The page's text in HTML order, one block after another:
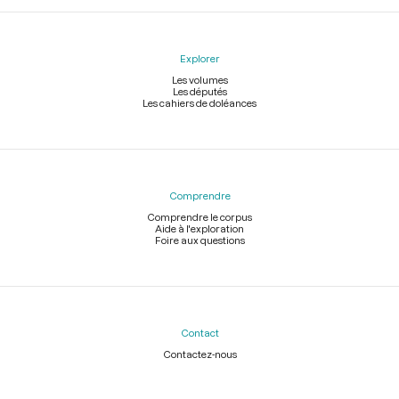
Explorer
Les volumes
Les députés
Les cahiers de doléances
Comprendre
Comprendre le corpus
Aide à l'exploration
Foire aux questions
Contact
Contactez-nous